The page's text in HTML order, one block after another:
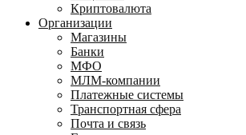
Криптовалюта
Организации
Магазины
Банки
МФО
МЛМ-компании
Платежные системы
Транспортная сфера
Почта и связь